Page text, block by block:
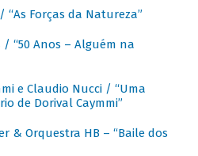
/ “As Forças da Natureza”
/ “50 Anos – Alguém na
e Claudio Nucci / “Uma
de Dorival Caymmi”
& Orquestra HB – “Baile dos